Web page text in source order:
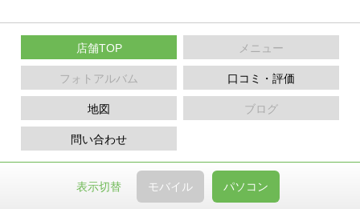
店舗TOP メニュー
フォトアルバム 口コミ・評価
地図 ブログ
問い合わせ
表示切替 モバイル パソコン